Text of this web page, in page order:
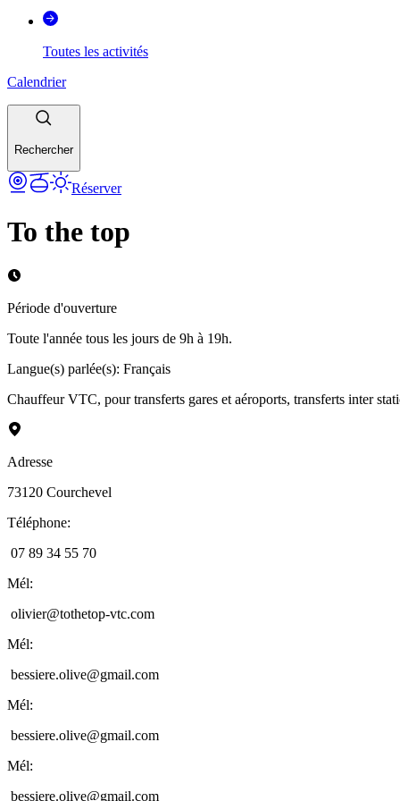
Toutes les activités
Calendrier
Rechercher
Réserver
To the top
Période d'ouverture
Toute l'année tous les jours de 9h à 19h.
Langue(s) parlée(s): Français
Chauffeur VTC, pour transferts gares et aéroports, transferts inter
Adresse
73120 Courchevel
Téléphone:
07 89 34 55 70
Mél:
olivier@tothetop-vtc.com
Mél:
bessiere.olive@gmail.com
Mél:
bessiere.olive@gmail.com
Mél:
bessiere.olive@gmail.com